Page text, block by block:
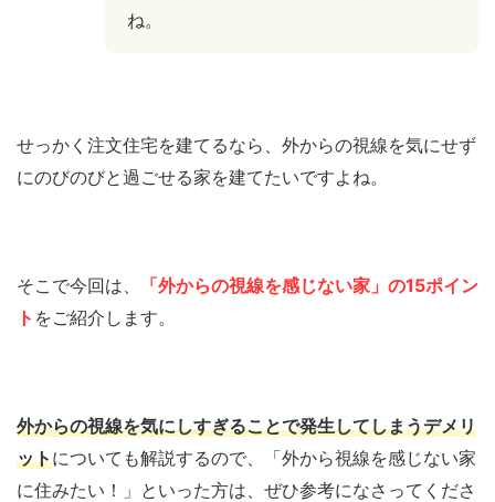
ね。
せっかく注文住宅を建てるなら、外からの視線を気にせず
にのびのびと過ごせる家を建てたいですよね。
そこで今回は、
「外からの視線を感じない家」の15ポイン
ト をご紹介します。
外からの視線を気にしすぎることで発生してしまうデメリ
ットについても解説するので、「外から視線を感じない家
に住みたい！」といった方は、ぜひ参考になさってくださ